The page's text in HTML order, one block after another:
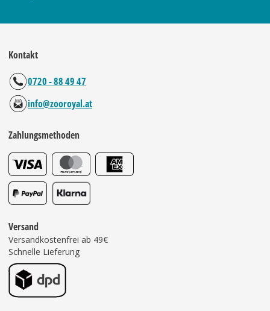
Kontakt
0720 - 88 49 47
info@zooroyal.at
Zahlungsmethoden
Versand
Versandkostenfrei ab 49€
Schnelle Lieferung